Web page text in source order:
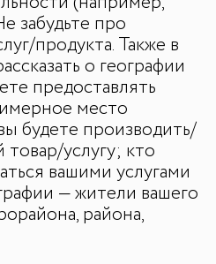
забудьте про
продукта. Также в
о географии
предоставлять
место
будете производить/
товар/услугу; кто
вашими услугами
— жители вашего
района,